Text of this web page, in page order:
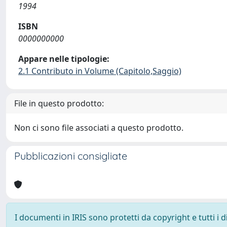
1994
ISBN
0000000000
Appare nelle tipologie:
2.1 Contributo in Volume (Capitolo,Saggio)
File in questo prodotto:
Non ci sono file associati a questo prodotto.
Pubblicazioni consigliate
I documenti in IRIS sono protetti da copyright e tutti i